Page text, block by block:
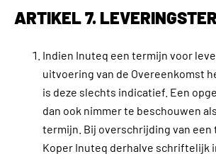
ARTIKEL 7.
Indien Inuteq een termijn voor
uitvoering van de Overeenkomst
is deze slechts indicatief. Een
dan ook nimmer te beschouwen
termijn. Bij overschrijding van
Koper Inuteq derhalve schriftelijk